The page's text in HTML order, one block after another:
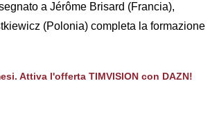
a Jérôme Brisard (Francia),
(Polonia) completa la formazione
Attiva l'offerta TIMVISION con DAZN!